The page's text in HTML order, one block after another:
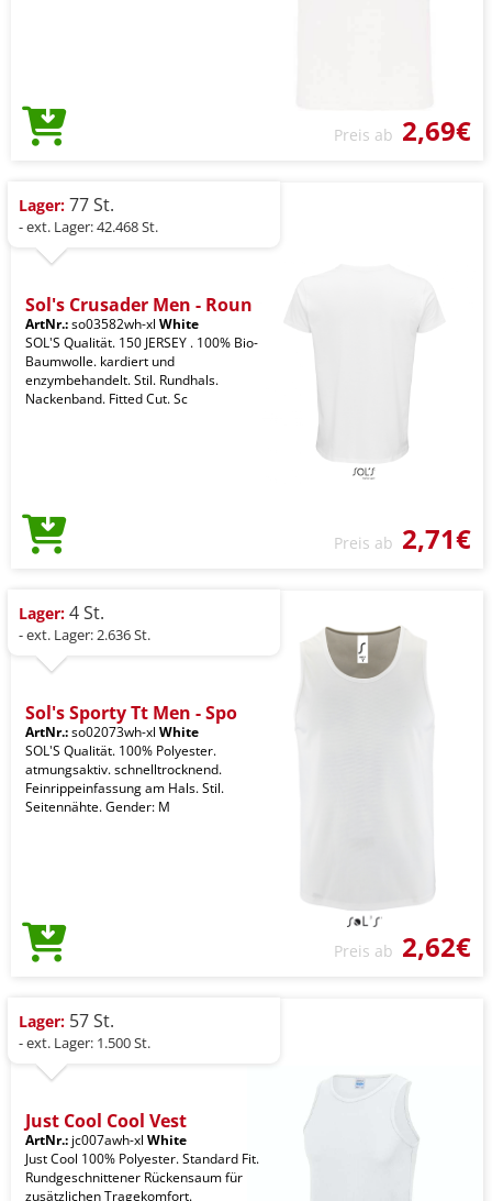
Preis ab 2,69€
Lager: 77 St.
- ext. Lager: 42.468 St.
Sol's Crusader Men - Roun
ArtNr.:so03582wh-xl White
SOL'S Qualität. 150 JERSEY . 100% Bio-
Baumwolle. kardiert und
enzymbehandelt. Stil. Rundhals.
Nackenband. Fitted Cut. Sc
Preis ab 2,71€
Lager: 4 St.
- ext. Lager: 2.636 St.
Sol's Sporty Tt Men - Spo
ArtNr.:so02073wh-xl White
SOL'S Qualität. 100% Polyester.
atmungsaktiv. schnelltrocknend.
Feinrippeinfassung am Hals. Stil.
Seitennähte. Gender: M
Preis ab 2,62€
Lager: 57 St.
- ext. Lager: 1.500 St.
Just Cool Cool Vest
ArtNr.: jc007awh-xl White
Just Cool 100% Polyester. Standard Fit.
Rundgeschnittener Rückensaum für
zusätzlichen Tragekomfort.